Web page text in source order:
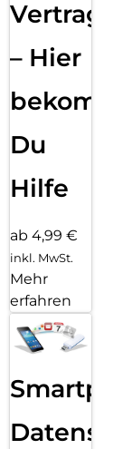
– Hier
bekommst
Du
Hilfe
ab 4,99 €
inkl. MwSt.
Mehr
erfahren